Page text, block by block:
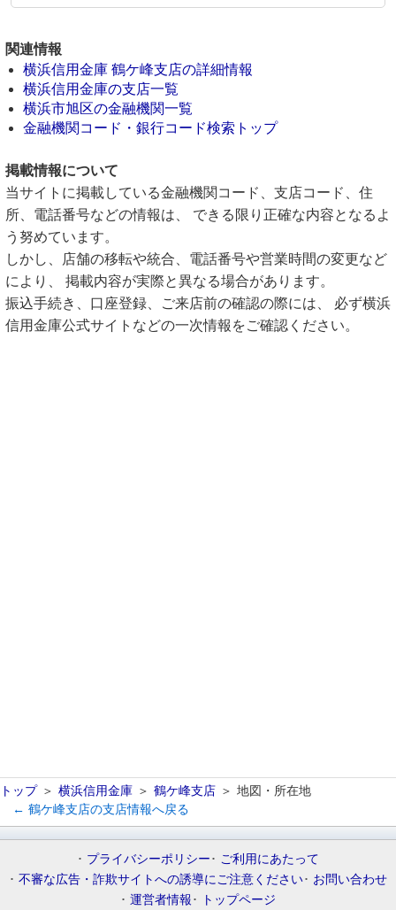
関連情報
横浜信用金庫 鶴ケ峰支店の詳細情報
横浜信用金庫の支店一覧
横浜市旭区の金融機関一覧
金融機関コード・銀行コード検索トップ
掲載情報について
当サイトに掲載している金融機関コード、支店コード、住
所、電話番号などの情報は、 できる限り正確な内容となるよ
う努めています。
しかし、店舗の移転や統合、電話番号や営業時間の変更など
により、 掲載内容が実際と異なる場合があります。
振込手続き、口座登録、ご来店前の確認の際には、 必ず横浜
信用金庫公式サイトなどの一次情報をご確認ください。
トップ 横浜信用金庫 鶴ケ峰支店
地図・所在地
← 鶴ケ峰支店の支店情報へ戻る
プライバシーポリシー
ご利用にあたって
不審な広告・詐欺サイトへの誘導にご注意ください
お問い合わせ
運営者情報
トップページ